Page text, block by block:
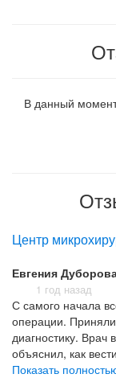
В данный
Центр
Евгения
1 год назад
С самого начала
операции.
диагностику. Врач
объяснил, как
прошла быстро,
Показать